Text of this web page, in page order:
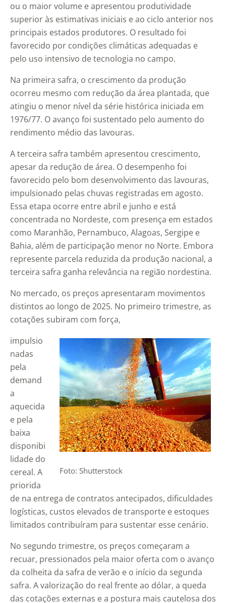
ou o maior volume e apresentou produtividade
superior às estimativas iniciais e ao ciclo anterior nos
principais estados produtores. O resultado foi
favorecido por condições climáticas adequadas e
pelo uso intensivo de tecnologia no campo.
Na primeira safra, o crescimento da produção
ocorreu mesmo com redução da área plantada, que
atingiu o menor nível da série histórica iniciada em
1976/77. O avanço foi sustentado pelo aumento do
rendimento médio das lavouras.
A terceira safra também apresentou crescimento,
apesar da redução de área. O desempenho foi
favorecido pelo bom desenvolvimento das lavouras,
impulsionado pelas chuvas registradas em agosto.
Essa etapa ocorre entre abril e junho e está
concentrada no Nordeste, com presença em estados
como Maranhão, Pernambuco, Alagoas, Sergipe e
Bahia, além de participação menor no Norte. Embora
represente parcela reduzida da produção nacional, a
terceira safra ganha relevância na região nordestina.
No mercado, os preços apresentaram movimentos
distintos ao longo de 2025. No primeiro trimestre, as
cotações subiram com força,
Foto: Shutterstock
impulsio
nadas
pela
demand
a
aquecida
e pela
baixa
disponibi
lidade do
cereal. A
priorida
de na entrega de contratos antecipados, dificuldades
logísticas, custos elevados de transporte e estoques
limitados contribuíram para sustentar esse cenário.
No segundo trimestre, os preços começaram a
recuar, pressionados pela maior oferta com o avanço
da colheita da safra de verão e o início da segunda
safra. A valorização do real frente ao dólar, a queda
das cotações externas e a postura mais cautelosa dos